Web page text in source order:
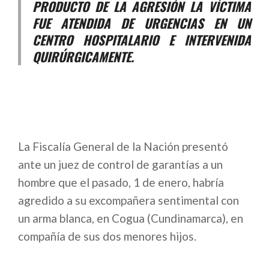
PRODUCTO DE LA AGRESIÓN LA VÍCTIMA
FUE ATENDIDA DE URGENCIAS EN UN
CENTRO HOSPITALARIO E INTERVENIDA
QUIRÚRGICAMENTE.
La Fiscalía General de la Nación presentó
ante un juez de control de garantías a un
hombre que el pasado, 1 de enero, habría
agredido a su excompañera sentimental con
un arma blanca, en Cogua (Cundinamarca), en
compañía de sus dos menores hijos.